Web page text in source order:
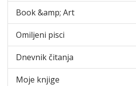
Book &amp; Art
Omiljeni pisci
Dnevnik čitanja
Moje knjige